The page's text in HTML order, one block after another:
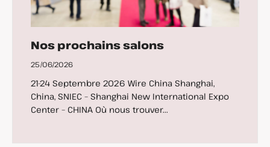
Nos prochains salons
25/06/2026
21-24 Septembre 2026 Wire China Shanghai,
China, SNIEC – Shanghai New International Expo
Center – CHINA Où nous trouver...